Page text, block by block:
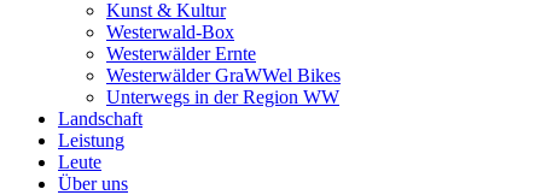
Kunst & Kultur
Westerwald-Box
Westerwälder Ernte
Westerwälder GraWWel Bikes
Unterwegs in der Region WW
Landschaft
Leistung
Leute
Über uns